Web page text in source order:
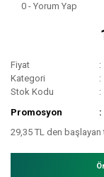
0 - Yorum Yap
Fiyat
Kategori
Stok Kodu
Promosyon
29,35 TL den